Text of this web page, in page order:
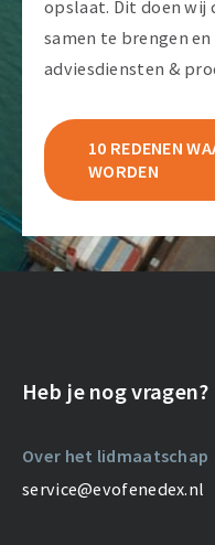
opslaat. Dit doen wij
samen te brengen
adviesdiensten &
10 REDENEN
WORDEN
Heb je nog vragen?
Over het lidmaatschap
service@evofenedex.nl